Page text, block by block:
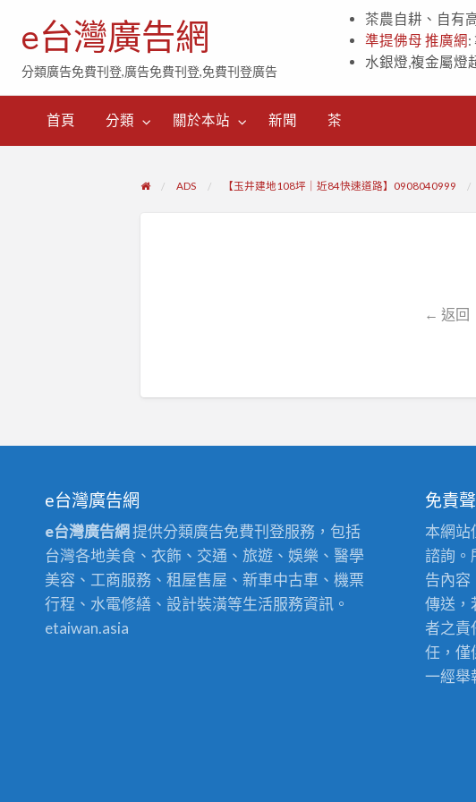
e台灣廣告網
分類廣告免費刊登,廣告免費刊登,免費刊登廣告
茶農自耕、自有
準提佛母 推廣網:
水銀燈,複金屬燈
首頁 分類 關於本站 新聞 茶
ADS 【玉井建地108坪｜近84快速道路】0908040999
← 返回
e台灣廣告網
e台灣廣告網 提供分類廣告免費刊登服務，包括
台灣各地美食、衣飾、交通、旅遊、娛樂、醫學
美容、工商服務、租屋售屋、新車中古車、機票
行程、水電修繕、設計裝潢等生活服務資訊。
etaiwan.asia
免責
本網站
諮詢。
告內容
傳送，
者之責
任，僅
一經舉